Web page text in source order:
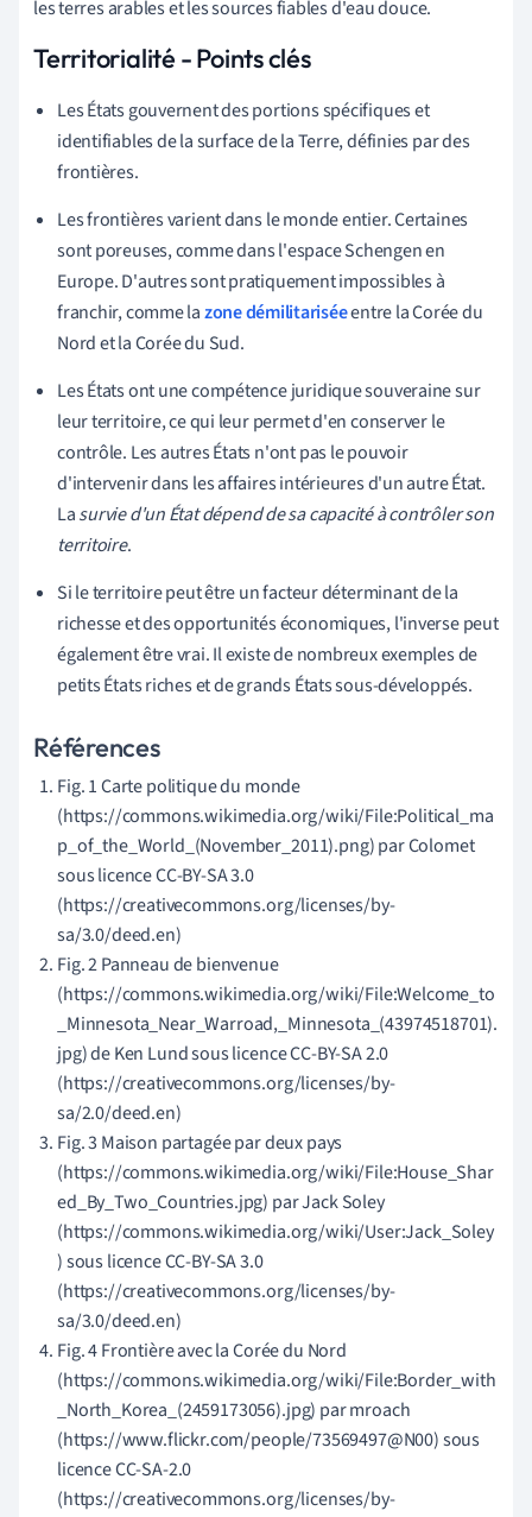
les terres arables et les sources fiables d'eau douce.
Territorialité - Points clés
Les États gouvernent des portions spécifiques et
identifiables de la surface de la Terre, définies par des
frontières.
Les frontières varient dans le monde entier. Certaines
sont poreuses, comme dans l'espace Schengen en
Europe. D'autres sont pratiquement impossibles à
franchir, comme lazone démilitariséeentre la Corée du
Nord et la Corée du Sud.
Les États ont une compétence juridique souveraine sur
leur territoire, ce qui leur permet d'en conserver le
contrôle. Les autres États n'ont pas le pouvoir
d'intervenir dans les affaires intérieures d'un autre État.
Lasurvie d'un État dépend de sa capacité à contrôler son
territoire.
Si le territoire peut être un facteur déterminant de la
richesse et des opportunités économiques, l'inverse peut
également être vrai. Il existe de nombreux exemples de
petits États riches et de grands États sous-développés.
Références
Fig. 1 Carte politique du monde
(https://commons.wikimedia.org/wiki/File:Political_ma
p_of_the_World_(November_2011).png) par Colomet
sous licence CC-BY-SA 3.0
(https://creativecommons.org/licenses/by-
sa/3.0/deed.en)
Fig. 2 Panneau de bienvenue
(https://commons.wikimedia.org/wiki/File:Welcome_to
_Minnesota_Near_Warroad,_Minnesota_(43974518701).
jpg) de Ken Lund sous licence CC-BY-SA 2.0
(https://creativecommons.org/licenses/by-
sa/2.0/deed.en)
Fig. 3 Maison partagée par deux pays
(https://commons.wikimedia.org/wiki/File:House_Shar
ed_By_Two_Countries.jpg) par Jack Soley
(https://commons.wikimedia.org/wiki/User:Jack_Soley
) sous licence CC-BY-SA 3.0
(https://creativecommons.org/licenses/by-
sa/3.0/deed.en)
Fig. 4 Frontière avec la Corée du Nord
(https://commons.wikimedia.org/wiki/File:Border_with
_North_Korea_(2459173056).jpg) par mroach
(https://www.flickr.com/people/73569497@N00) sous
licence CC-SA-2.0
(https://creativecommons.org/licenses/by-